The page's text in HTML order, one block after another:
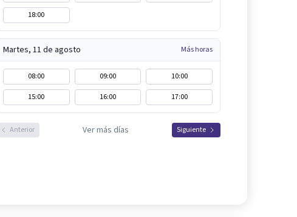
18:00
Martes, 11 de agosto Más horas
08:00 09:00
10:00
15:00
16:00 17:00
Anterior Ver más días Siguiente